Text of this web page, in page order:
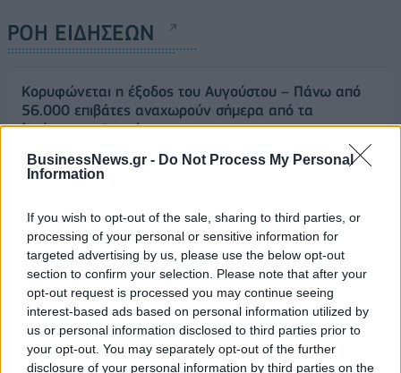
BusinessNews.gr - Do Not Process My Personal
Information
If you wish to opt-out of the sale, sharing to third parties, or
processing of your personal or sensitive information for
targeted advertising by us, please use the below opt-out
section to confirm your selection. Please note that after your
opt-out request is processed you may continue seeing
interest-based ads based on personal information utilized by
us or personal information disclosed to third parties prior to
your opt-out. You may separately opt-out of the further
disclosure of your personal information by third parties on the
ΡΟΗ ΕΙΔΗΣΕΩΝ
Κορυφώνεται η έξοδος του Αυγούστου – Πάνω από
56.000 επιβάτες αναχωρούν σήμερα από τα
λιμάνια της Αττικής
08/08/2026 - 14:30 ΕΛΛΑΔΑ
βροχές
08/08/2026 - 14:08 ΕΛΛΑΔΑ
Ειδικό Χωροταξικό για τον Τουρισμό: Οι νέοι
κανόνες για επενδύσεις, νησιά και προορισμούς υπό
08/08/2026 - 13:21 ΤΟΥΡΙΣΜΟΣ